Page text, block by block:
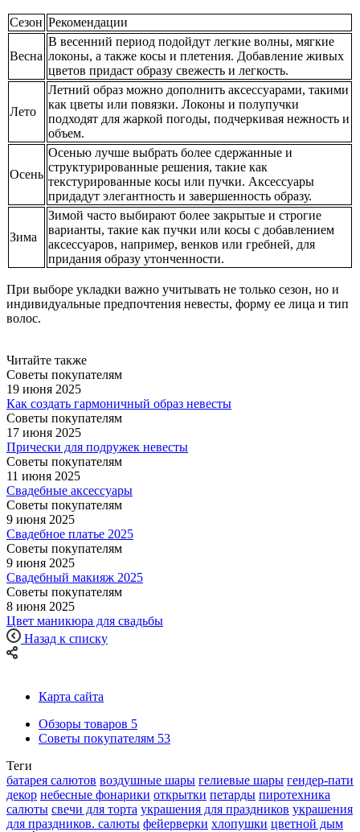
Сезон Рекомендации
Весна
В весенний период подойдут легкие волны, мягкие
локоны, а также косы и плетения. Добавление живых
цветов придаст образу свежесть и легкость.
Лето
Летний образ можно дополнить аксессуарами, такими
как цветы или повязки. Локоны и полупучки
подходят для жаркой погоды, подчеркивая нежность и
объем.
Осень
Осенью лучше выбрать более сдержанные и
структурированные решения, такие как
текстурированные косы или пучки. Аксессуары
придадут элегантность и завершенность образу.
Зима
Зимой часто выбирают более закрытые и строгие
варианты, такие как пучки или косы с добавлением
аксессуаров, например, венков или гребней, для
придания образу утонченности.
При выборе укладки важно учитывать не только сезон, но и
индивидуальные предпочтения невесты, форму ее лица и тип
волос.
Читайте также
Советы покупателям
19 июня 2025
Как создать гармоничный образ невесты
Советы покупателям
17 июня 2025
Прически для подружек невесты
Советы покупателям
11 июня 2025
Свадебные аксессуары
Советы покупателям
9 июня 2025
Свадебное платье 2025
Советы покупателям
9 июня 2025
Свадебный макияж 2025
Советы покупателям
8 июня 2025
Цвет маникюра для свадьбы
Назад к списку
Карта сайта
Обзоры товаров 5
Советы покупателям 53
Теги
батарея салютов воздушные шары гелиевые шары гендер-пати
декор небесные фонарики открытки петарды пиротехника
салюты свечи для торта украшения для праздников украшения
для праздников. салюты фейерверки хлопушки цветной дым